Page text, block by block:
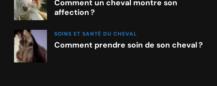
Comment un cheval montre son
affection ?
SOINS ET SANTÉ DU CHEVAL
Comment prendre soin de son cheval ?